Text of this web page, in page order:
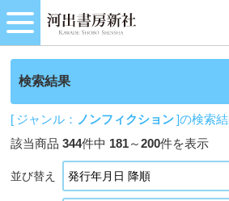
検索結果
[ ジャンル： ノンフィクション]の検索
該当商品344件中 181～200件を表示
並び替え